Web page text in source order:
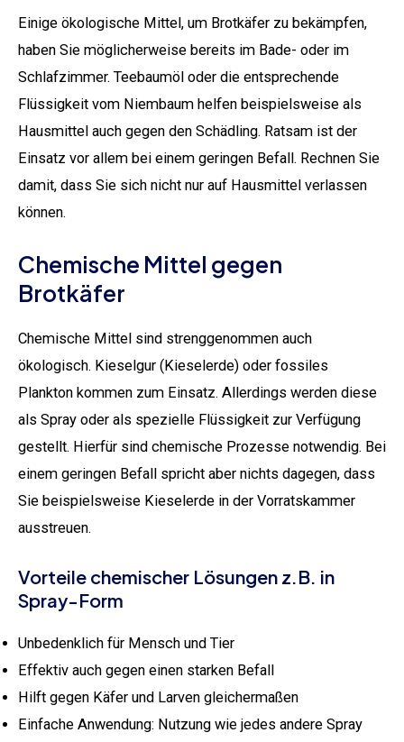
Einige ökologische Mittel, um Brotkäfer zu bekämpfen,
haben Sie möglicherweise bereits im Bade- oder im
Schlafzimmer. Teebaumöl oder die entsprechende
Flüssigkeit vom Niembaum helfen beispielsweise als
Hausmittel auch gegen den Schädling. Ratsam ist der
Einsatz vor allem bei einem geringen Befall. Rechnen Sie
damit, dass Sie sich nicht nur auf Hausmittel verlassen
können.
Chemische Mittel gegen
Brotkäfer
Chemische Mittel sind strenggenommen auch
ökologisch. Kieselgur (Kieselerde) oder fossiles
Plankton kommen zum Einsatz. Allerdings werden diese
als Spray oder als spezielle Flüssigkeit zur Verfügung
gestellt. Hierfür sind chemische Prozesse notwendig. Bei
einem geringen Befall spricht aber nichts dagegen, dass
Sie beispielsweise Kieselerde in der Vorratskammer
ausstreuen.
Vorteile chemischer Lösungen z.B. in
Spray-Form
Unbedenklich für Mensch und Tier
Effektiv auch gegen einen starken Befall
Hilft gegen Käfer und Larven gleichermaßen
Einfache Anwendung: Nutzung wie jedes andere Spray